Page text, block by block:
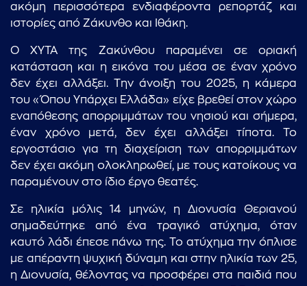
ακόμη περισσότερα ενδιαφέροντα ρεπορτάζ και
ιστορίες από Ζάκυνθο και Ιθάκη.
Ο ΧΥΤΑ της Ζακύνθου παραμένει σε οριακή
κατάσταση και η εικόνα του μέσα σε έναν χρόνο
δεν έχει αλλάξει. Την άνοιξη του 2025, η κάμερα
του «Όπου Υπάρχει Ελλάδα» είχε βρεθεί στον χώρο
εναπόθεσης απορριμμάτων του νησιού και σήμερα,
έναν χρόνο μετά, δεν έχει αλλάξει τίποτα. Το
εργοστάσιο για τη διαχείριση των απορριμμάτων
δεν έχει ακόμη ολοκληρωθεί, με τους κατοίκους να
παραμένουν στο ίδιο έργο θεατές.
Σε ηλικία μόλις 14 μηνών, η Διονυσία Θεριανού
σημαδεύτηκε από ένα τραγικό ατύχημα, όταν
καυτό λάδι έπεσε πάνω της. Το ατύχημα την όπλισε
με απέραντη ψυχική δύναμη και στην ηλικία των 25,
η Διονυσία, θέλοντας να προσφέρει στα παιδιά που